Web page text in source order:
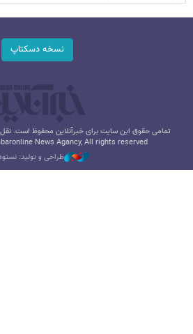
نسخه دسکتاپ
تمامی حقوق این سایت برای خبرآنلاین محفوظ است. نقل
News Agancy, All rights reserved
طراحی و تولید: